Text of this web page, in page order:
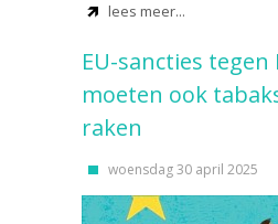
lees meer...
EU-sancties tegen
moeten ook
raken
woensdag 30 april 2025